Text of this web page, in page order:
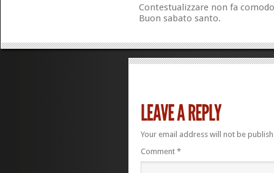
Contestualizzare non fa
Buon sabato santo.
Your email address will not be
Comment *